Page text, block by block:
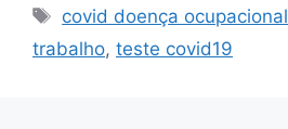
Tags
covid doença ocupacional
trabalho, teste covid19